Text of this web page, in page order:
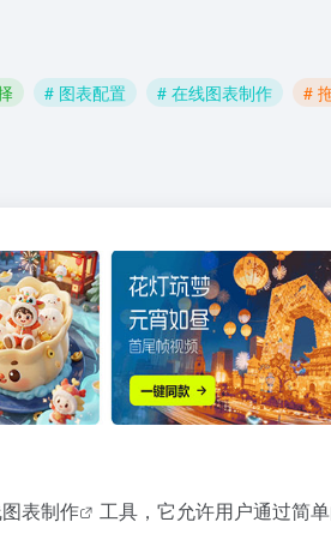
# 图表配置 # 在线图表制作
#
表制作 工具，它允许用户通过简